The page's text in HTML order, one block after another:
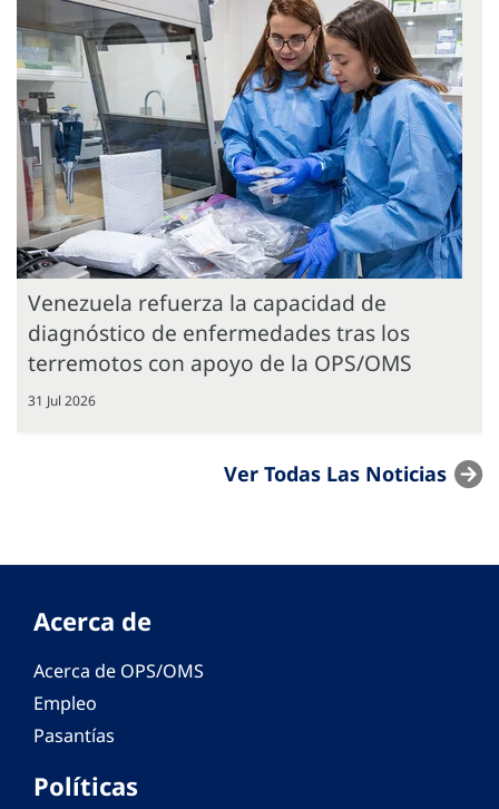
Venezuela refuerza la capacidad de
diagnóstico de enfermedades tras los
terremotos con apoyo de la OPS/OMS
31 Jul 2026
Ver Todas Las Noticias
Acerca de
Acerca de OPS/OMS
Empleo
Pasantías
Políticas